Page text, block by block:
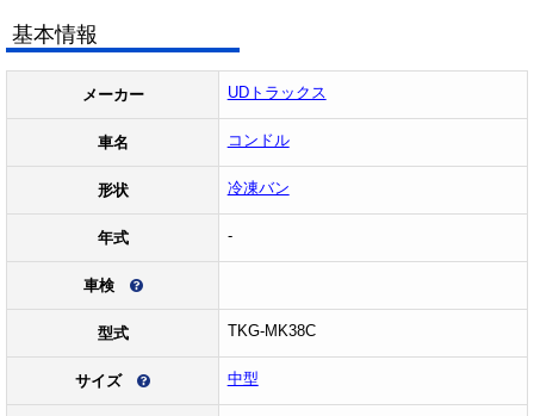
基本情報
メーカー UDトラックス
車名 コンドル
形状 冷凍バン
年式 -
車検
型式 TKG-MK38C
サイズ 中型